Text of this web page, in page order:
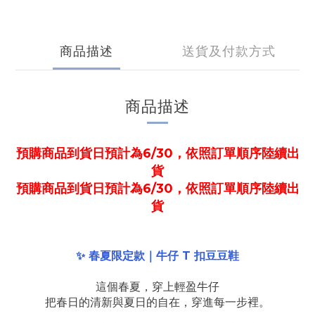
商品描述 送貨及付款方式
商品描述
預購商品到貨日預計為6/30，依照訂單順序陸續出
貨
預購商品到貨日預計為6/30，依照訂單順序陸續出
貨
✨ 春夏限定款｜牛仔 T 扣豆豆鞋
這個春夏，穿上輕盈牛仔
把春日的清新與夏日的自在，穿進每一步裡。